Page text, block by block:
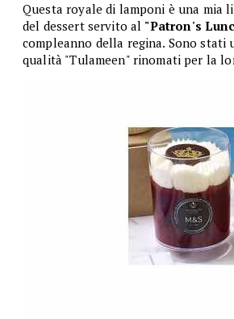
Questa royale di lamponi è una mia
del dessert servito al "Patron's
compleanno della regina. Sono stati
qualità "Tulameen" rinomati per la